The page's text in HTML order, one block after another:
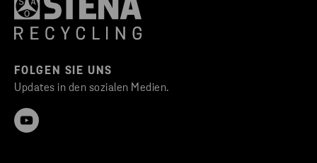
FOLGEN SIE UNS
Updates in den sozialen Medien.